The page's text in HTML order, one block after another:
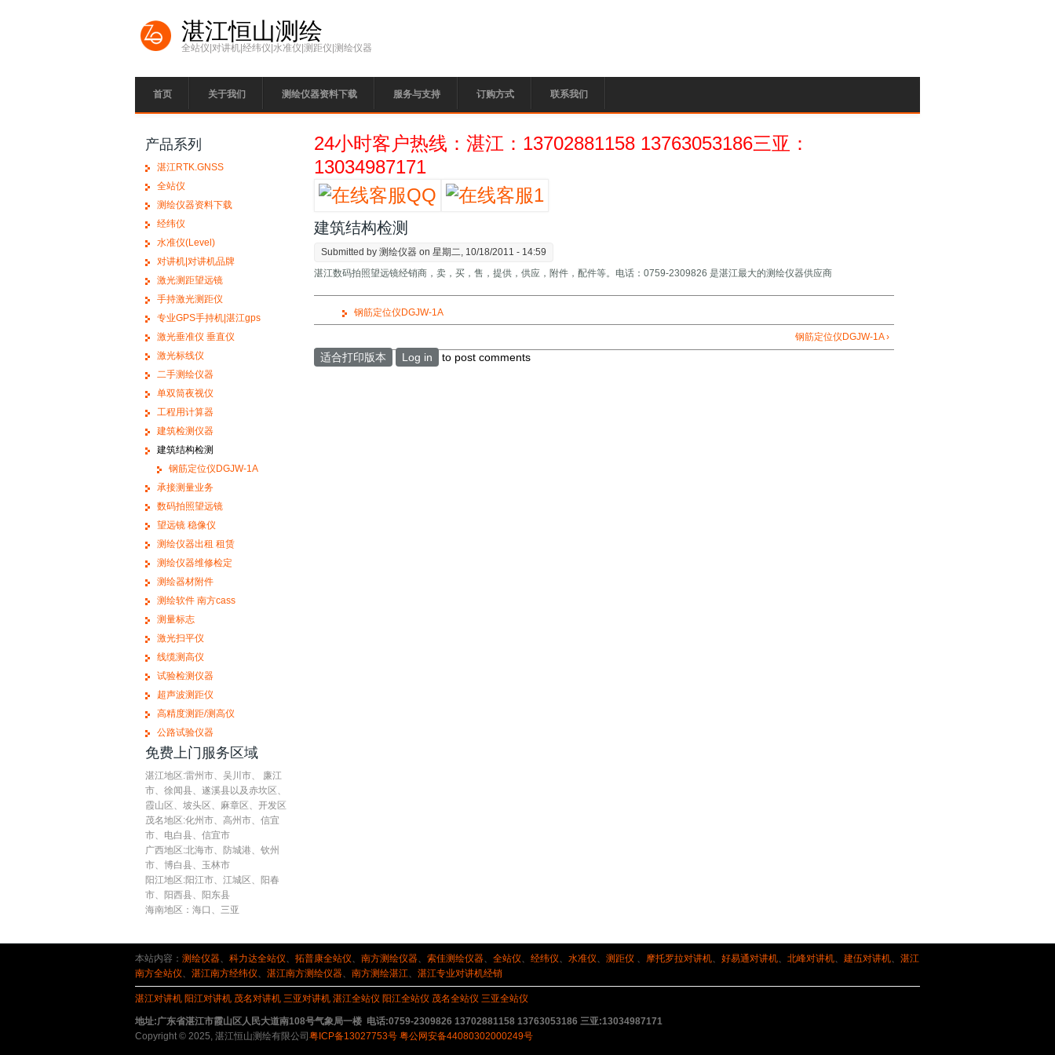
湛江恒山测绘
全站仪|对讲机|经纬仪|水准仪|测距仪|测绘仪器
首页 关于我们 测绘仪器资料下载 服务与支持 订购方式 联系我们
24小时客户热线：湛江：13702881158 13763053186三亚：
13034987171
建筑结构检测
Submitted by测绘仪器 on 星期二, 10/18/2011 - 14:59
湛江数码拍照望远镜经销商，卖，买，售，提供，供应，附件，配件等。电话：0759-2309826 是湛江最大的测绘仪器供应商
钢筋定位仪DGJW-1A
钢筋定位仪DGJW-1A ›
适合打印版本 Log in to post comments
产品系列
湛江RTK.GNSS
全站仪
测绘仪器资料下载
经纬仪
水准仪(Level)
对讲机|对讲机品牌
激光测距望远镜
手持激光测距仪
专业GPS手持机|湛江gps
激光垂准仪 垂直仪
激光标线仪
二手测绘仪器
单双筒夜视仪
工程用计算器
建筑检测仪器
建筑结构检测
钢筋定位仪DGJW-1A
承接测量业务
数码拍照望远镜
望远镜 稳像仪
测绘仪器出租 租赁
测绘仪器维修检定
测绘器材附件
测绘软件 南方cass
测量标志
激光扫平仪
线缆测高仪
试验检测仪器
超声波测距仪
高精度测距/测高仪
公路试验仪器
免费上门服务区域
湛江地区:雷州市、吴川市、 廉江
市、徐闻县、遂溪县以及赤坎区、
霞山区、坡头区、麻章区、开发区
茂名地区:化州市、高州市、信宜
市、电白县、信宜市
广西地区:北海市、防城港、钦州
市、博白县、玉林市
阳江地区:阳江市、江城区、阳春
市、阳西县、阳东县
海南地区：海口、三亚
本站内容： 测绘仪器、 科力达全站仪、 拓普康全站仪、 南方测绘仪器、 索佳测绘仪器、 全站仪、 经纬仪、 水准仪、 测距仪 、 摩托罗拉对讲机、 好易通对讲机、 北峰对讲机、 建伍对讲机、 湛江
南方全站仪、 湛江南方经纬仪、 湛江南方测绘仪器、 南方测绘湛江、 湛江专业对讲机经销
湛江对讲机 阳江对讲机 茂名对讲机 三亚对讲机 湛江全站仪 阳江全站仪 茂名全站仪 三亚全站仪
地址:广东省湛江市霞山区人民大道南108号气象局一楼 电话:0759-2309826 13702881158 13763053186 三亚:13034987171
Copyright © 2025, 湛江恒山测绘有限公司粤ICP备13027753号 粤公网安备44080302000249号